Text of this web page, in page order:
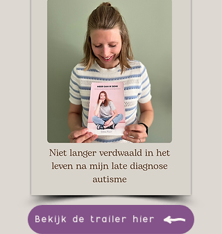
Bekijk de trailer hier